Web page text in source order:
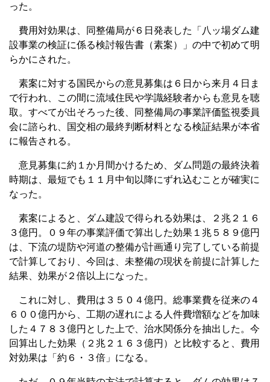
った。
費用対効果は、同整備局が６日発表した「八ッ場ダム建
設事業の検証に係る検討報告書（素案）」の中で初めて明
らかにされた。
素案に対する国民からの意見募集は６日から来月４日ま
で行われ、この間に流域住民や学識経験者からも意見を聴
取。すべてが出そろった後、同整備局の事業評価監視委員
会に諮られ、国交相の最終判断材料となる検証結果が本省
に報告される。
意見募集に約１か月間かけるため、ダム問題の最終決着
時期は、最短でも１１月中旬以降にずれ込むことが確実に
なった。
素案によると、ダム建設で得られる効果は、２兆２１６
３億円。０９年の事業評価で算出した効果１兆５８９億円
は、下流の堤防や河道の整備が計画通り完了している前提
で計算しており、今回は、未整備の現状を前提に計算した
結果、効果が２倍以上になった。
これに対し、費用は３５０４億円。総事業費を従来の４
６００億円から、工期の遅れによる人件費増額などを加味
した４７８３億円とした上で、治水関係分を抽出した。今
回算出した効果（２兆２１６３億円）と比較すると、費用
対効果は「約６・３倍」になる。